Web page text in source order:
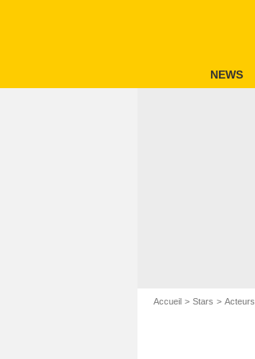
NEWS
Accueil Stars Acteurs